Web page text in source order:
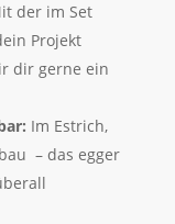
der im Set
Projekt
dir gerne ein
Im Estrich,
– das egger